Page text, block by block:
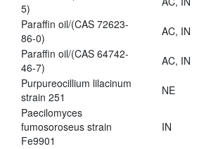
5)
Paraffin oil/(CAS 72623-
86-0)
AC, IN
Paraffin oil/(CAS 64742-
46-7)
AC, IN
Purpureocillium lilacinum
strain 251
NE
Paecilomyces
fumosoroseus strain
Fe9901
IN